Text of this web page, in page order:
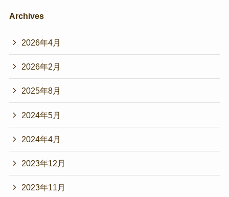
Archives
2026年4月
2026年2月
2025年8月
2024年5月
2024年4月
2023年12月
2023年11月